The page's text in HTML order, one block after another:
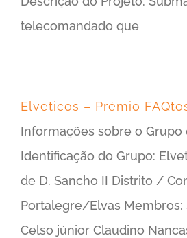
telecomandado que
Elveticos – Prémio
Informações sobre o Grupo
Identificação do Grupo:
de D. Sancho II Distrito /
Portalegre/Elvas Membros:
Celso júnior Claudino